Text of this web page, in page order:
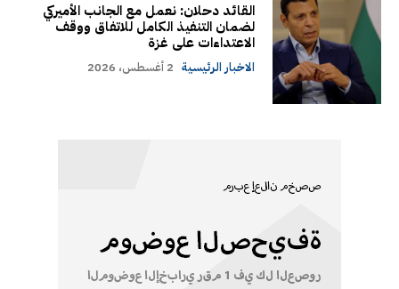
القائد دحلان: نعمل مع الجانب الأميركي
لضمان التنفيذ الكامل للاتفاق ووقف
الاعتداءات على غزة
الاخبار الرئيسية 2 أغسطس، 2026